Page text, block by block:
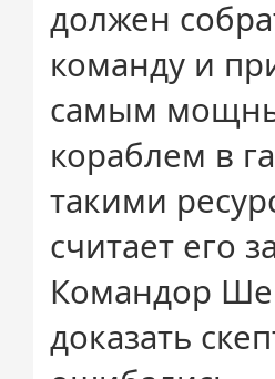
должен
команду и
самым
кораблем в
такими
считает его
Командор
доказать